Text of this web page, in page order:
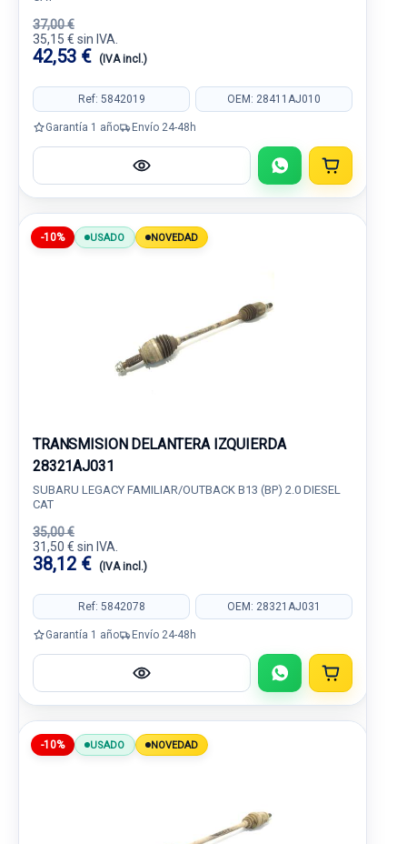
37,00 €
35,15 € sin IVA.
42,53 € (IVA incl.)
Ref: 5842019 OEM: 28411AJ010
Garantía 1 año Envío 24-48h
-10% USADO NOVEDAD
TRANSMISION DELANTERA IZQUIERDA
28321AJ031
SUBARU LEGACY FAMILIAR/OUTBACK B13 (BP) 2.0 DIESEL
CAT
35,00 €
31,50 € sin IVA.
38,12 € (IVA incl.)
Ref: 5842078 OEM: 28321AJ031
Garantía 1 año Envío 24-48h
-10% USADO NOVEDAD